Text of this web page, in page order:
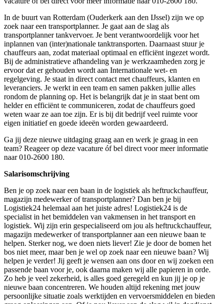
In de buurt van Rotterdam (Ouderkerk aan den IJssel) zijn we op
zoek naar een transportplanner. Je gaat aan de slag als
transportplanner tankvervoer. Je bent verantwoordelijk voor het
inplannen van (inter)nationale tanktransporten. Daarnaast stuur je
chauffeurs aan, zodat materiaal optimaal en efficiënt ingezet wordt.
Bij de administratieve afhandeling van je werkzaamheden zorg je
ervoor dat er gehouden wordt aan Internationale wet- en
regelgeving. Je staat in direct contact met chauffeurs, klanten en
leveranciers. Je werkt in een team en samen pakken jullie alles
rondom de planning op. Het is belangrijk dat je in staat bent om
helder en efficiënt te communiceren, zodat de chauffeurs goed
weten waar ze aan toe zijn. Er is bij dit bedrijf veel ruimte voor
eigen initiatief en goede ideeën worden gewaardeerd.
Ga jij deze nieuwe uitdaging graag aan en werk je graag in een
team? Reageer op deze vacature óf bel direct voor meer informatie
naar 010-2600 180.
Salarisomschrijving
Ben je op zoek naar een baan in de logistiek als heftruckchauffeur,
magazijn medewerker of transportplanner? Dan ben je bij
Logistiek24 helemaal aan het juiste adres! Logistiek24 is de
specialist in het bemiddelen van vakmensen in het transport en
logistiek. Wij zijn erin gespecialiseerd om jou als heftruckchauffeur,
magazijn medewerker of transportplanner aan een nieuwe baan te
helpen. Sterker nog, we doen niets liever! Zie je door de bomen het
bos niet meer, maar ben je wel op zoek naar een nieuwe baan? Wij
helpen je verder! Jij geeft je wensen aan ons door en wij zoeken een
passende baan voor je, ook daarna maken wij alle papieren in orde.
Zo heb je veel zekerheid, is alles goed geregeld en kun jij je op je
nieuwe baan concentreren. We houden altijd rekening met jouw
persoonlijke situatie zoals werktijden en vervoersmiddelen en bieden